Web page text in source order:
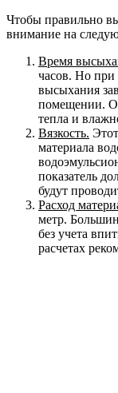
Чтобы правильно
внимание на
Время
часов. Но при
высыхания
помещении.
тепла и
Вязкость.
материала
показатель
будут
Расход
метр.
без учета
расчетах